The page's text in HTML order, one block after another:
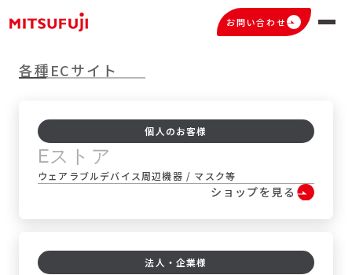
お問い合わせ
トップ オンラインストア
Online Store
各種ECサイト
個人のお客様
Eストア
ウェアラブルデバイス周辺機器 / マスク等
ショップを見る
法人・企業様